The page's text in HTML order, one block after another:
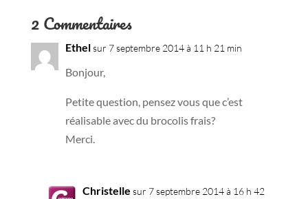
2 Commentaires
Ethelsur 7 septembre 2014 à 11 h 21 min
Bonjour,
Petite question, pensez vous que c’est
réalisable avec du brocolis frais?
Merci.
Christelle sur 7 septembre 2014 à 16 h 42